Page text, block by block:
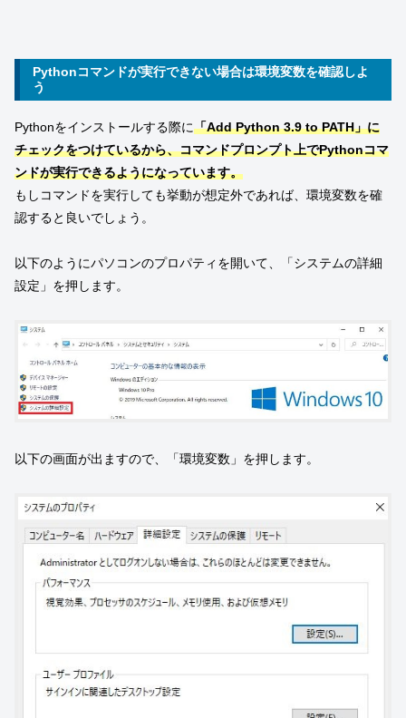
Pythonコマンドが実行できない場合は環境変数を確認しよ
う
Pythonをインストールする際に「Add Python 3.9 to PATH」に
チェックをつけているから、コマンドプロンプト上でPythonコマ
ンドが実行できるようになっています。
もしコマンドを実行しても挙動が想定外であれば、環境変数を確
認すると良いでしょう。
以下のようにパソコンのプロパティを開いて、「システムの詳細
設定」を押します。
以下の画面が出ますので、「環境変数」を押します。